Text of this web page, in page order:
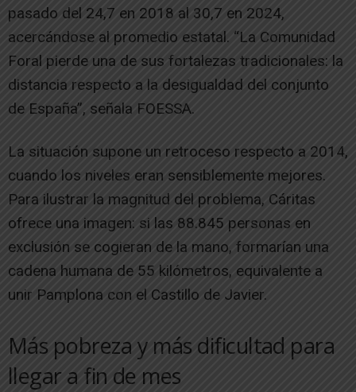
pasado del 24,7 en 2018 al 30,7 en 2024,
acercándose al promedio estatal. “La Comunidad
Foral pierde una de sus fortalezas tradicionales: la
distancia respecto a la desigualdad del conjunto
de España”, señala FOESSA.
La situación supone un retroceso respecto a 2014,
cuando los niveles eran sensiblemente mejores.
Para ilustrar la magnitud del problema, Cáritas
ofrece una imagen: si las 88.845 personas en
exclusión se cogieran de la mano, formarían una
cadena humana de 55 kilómetros, equivalente a
unir Pamplona con el Castillo de Javier.
Más pobreza y más dificultad para
llegar a fin de mes